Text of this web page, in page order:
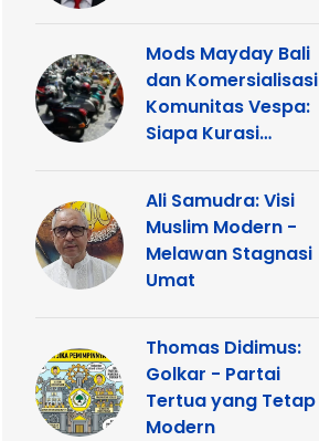
Mods Mayday Bali
dan Komersialisasi
Komunitas Vespa:
Siapa Kurasi
Ali Samudra: Visi
Muslim Modern -
Melawan Stagnasi
Umat
Thomas Didimus:
Golkar - Partai
Tertua yang Tetap
Modern